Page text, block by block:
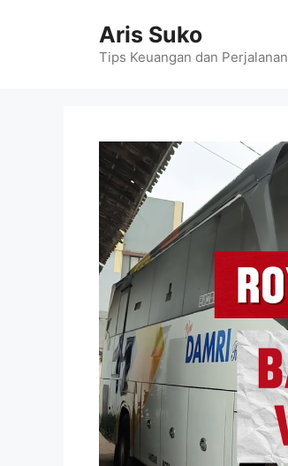
Aris Suko
Tips Keuangan dan Perjalanan